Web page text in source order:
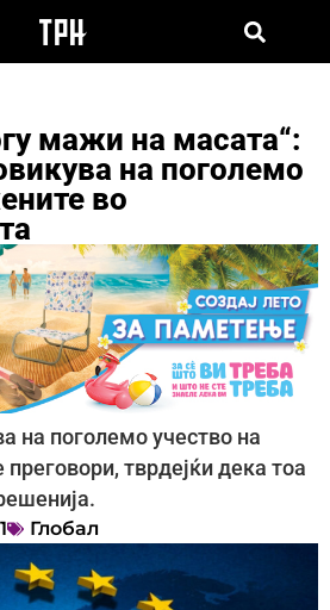
мажи на масата“:
на поголемо
во
на поголемо учество на
тврдејќи дека тоа
Глобал